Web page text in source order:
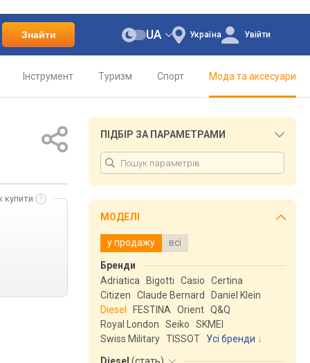
Знайти Україна
UA Увійти
Інструмент Туризм Спорт Мода та аксесуари
купити
ПІДБІР ЗА ПАРАМЕТРАМИ
МОДЕЛІ
у продажу всі
Бренди
Adriatica
Bigotti Casio
Certina
Citizen
Claude Bernard
Daniel Klein
Diesel
FESTINA Orient Q&Q
Royal London
Seiko
SKMEI
Swiss Military TISSOT
Усі бренди